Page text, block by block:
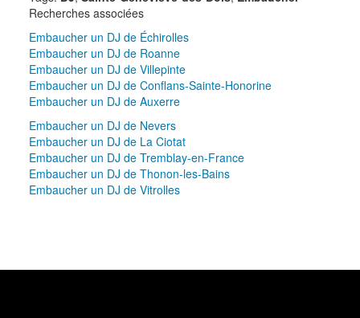
Recherches associées
Embaucher un DJ de Échirolles
Embaucher un DJ de Roanne
Embaucher un DJ de Villepinte
Embaucher un DJ de Conflans-Sainte-Honorine
Embaucher un DJ de Auxerre
Embaucher un DJ de Nevers
Embaucher un DJ de La Ciotat
Embaucher un DJ de Tremblay-en-France
Embaucher un DJ de Thonon-les-Bains
Embaucher un DJ de Vitrolles